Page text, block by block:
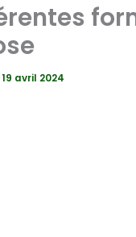
19 avril 2024